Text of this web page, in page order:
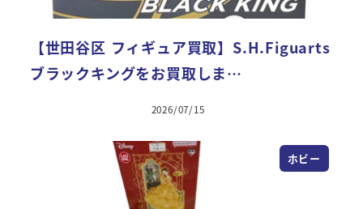
【世田谷区 フィギュア買取】S.H.Figuarts
ブラックキングをお買取しま…
2026/07/15
ホビー